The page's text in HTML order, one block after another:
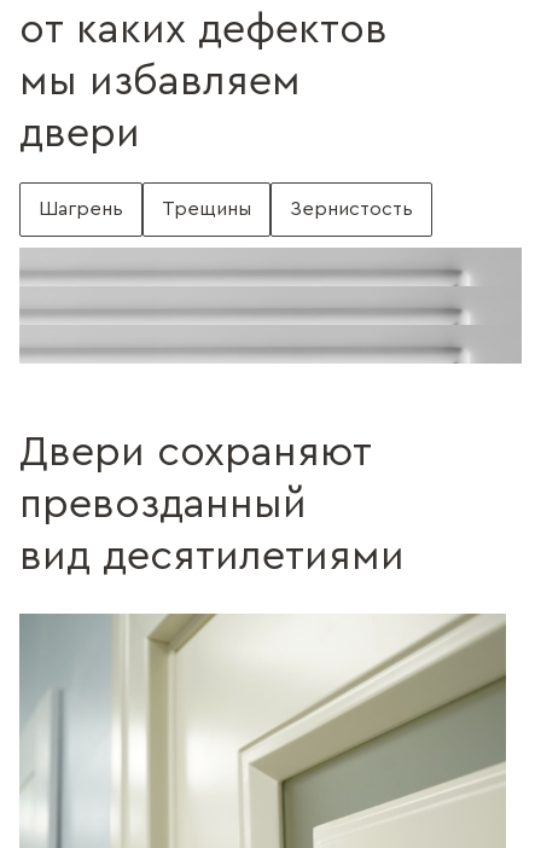
от каких дефектов
мы избавляем
двери
Шагрень Трещины Зернистость
Поверхность без шагрени
Без трещин
Без зернистости
Двери сохраняют
превозданный
вид десятилетиями